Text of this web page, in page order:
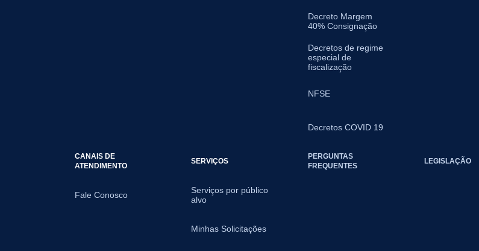
Decreto Margem
40% Consignação
Decretos de regime
especial de
fiscalização
NFSE
Decretos COVID 19
CANAIS DE
ATENDIMENTO
Fale Conosco
SERVIÇOS
Serviços por público
alvo
Minhas Solicitações
PERGUNTAS
FREQUENTES
LEGISLAÇÃO